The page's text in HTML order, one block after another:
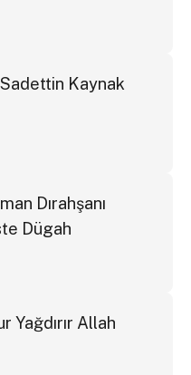
Kaynak
Dırahşanı
Dügah
Yağdırır Allah